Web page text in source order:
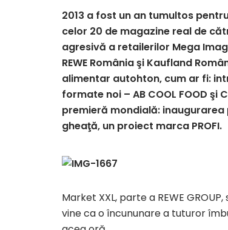
2013 a fost un an tumultos
celor 20 de magazine real de
agresivă a retailerilor Mega
REWE România şi Kaufland
alimentar autohton, cum ar fi:
formate noi – AB COOL FOOD
premieră mondială:
gheaţă, un proiect marca PROFI.
Market XXL, parte a REWE
vine ca o încununare a tuturor